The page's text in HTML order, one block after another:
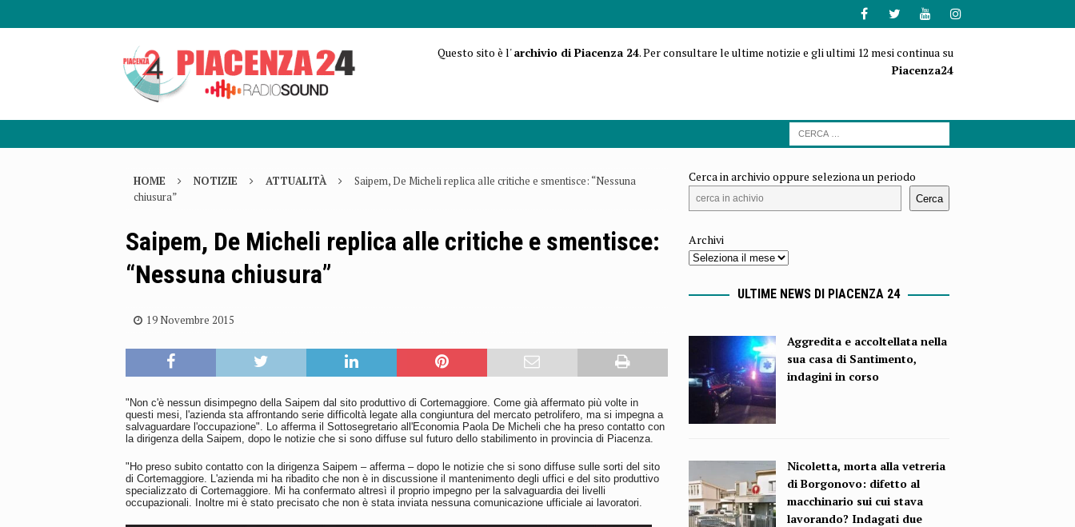
Questo sito è l'archivio di Piacenza 24. Per consultare le ultime notizie e gli ultimi 12 mesi continua su
Piacenza24
HOME NOTIZIE ATTUALITÀ
Saipem, De Micheli replica alle critiche e smentisce: “Nessuna
chiusura”
Saipem, De Micheli replica alle critiche e smentisce:
“Nessuna chiusura”
19 Novembre 2015
"Non c'è nessun disimpegno della Saipem dal sito produttivo di Cortemaggiore. Come già affermato più volte in
questi mesi, l'azienda sta affrontando serie difficoltà legate alla congiuntura del mercato petrolifero, ma si impegna a
salvaguardare l'occupazione". Lo afferma il Sottosegretario all'Economia Paola De Micheli che ha preso contatto con
la dirigenza della Saipem, dopo le notizie che si sono diffuse sul futuro dello stabilimento in provincia di Piacenza.
"Ho preso subito contatto con la dirigenza Saipem – afferma – dopo le notizie che si sono diffuse sulle sorti del sito
di Cortemaggiore. L'azienda mi ha ribadito che non è in discussione il mantenimento degli uffici e del sito produttivo
specializzato di Cortemaggiore. Mi ha confermato altresì il proprio impegno per la salvaguardia dei livelli
occupazionali. Inoltre mi è stato precisato che non è stata inviata nessuna comunicazione ufficiale ai lavoratori.
Cerca in archivio oppure seleziona un periodo
Cerca
Archivi
ULTIME NEWS DI PIACENZA 24
Aggredita e accoltellata nella
sua casa di Santimento,
indagini in corso
Nicoletta, morta alla vetreria
di Borgonovo: difetto al
macchinario sui cui stava
lavorando? Indagati due